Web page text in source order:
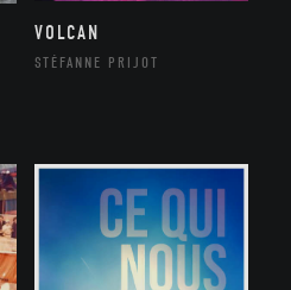
VOLCAN
STÉFANNE PRIJOT